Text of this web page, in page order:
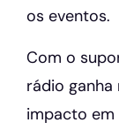
os eventos.
Com o
rádio
impacto em